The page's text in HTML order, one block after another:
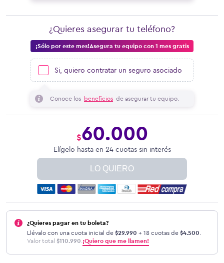
¡Sólo por este mes!Asegura tu equipo con 1 mes gratis
¿Quieres asegurar tu teléfono?
Si, quiero contratar un seguro asociado
Conoce los beneficios de asegurar tu equipo.
$60.000
Elígelo hasta en 24 cuotas sin interés
LO QUIERO
¿Quieres pagar en tu boleta?
Llévalo con una cuota inicial de $29.990 + 18 cuotas de $4.500.
Valor total $110.990.¡Quiero que me llamen!